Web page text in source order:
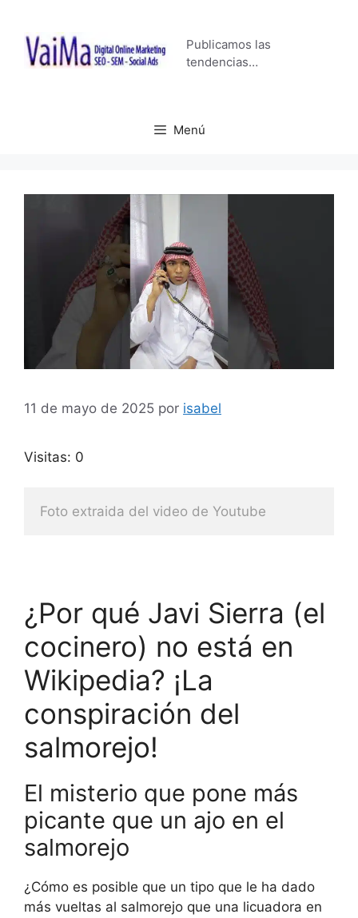
contenido
Publicamos las
tendencias…
Menú
11 de mayo de 2025 por isabel
Visitas: 0
Foto extraida del video de Youtube
¿Por qué Javi Sierra (el
cocinero) no está en
Wikipedia? ¡La
conspiración del
salmorejo!
El misterio que pone más
picante que un ajo en el
salmorejo
¿Cómo es posible que un tipo que le ha dado
más vueltas al salmorejo que una licuadora en